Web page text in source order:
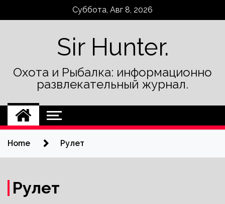
Суббота, Авг 8, 2026
Sir Hunter.
Охота и Рыбалка: информационно
развлекательный журнал.
Home Рулет
Рулет